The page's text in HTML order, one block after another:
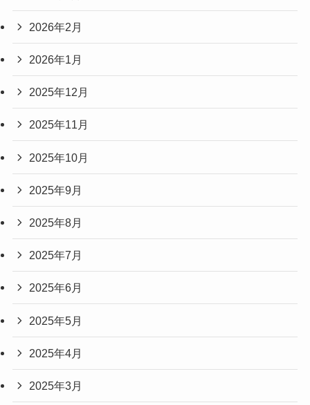
2026年2月
2026年1月
2025年12月
2025年11月
2025年10月
2025年9月
2025年8月
2025年7月
2025年6月
2025年5月
2025年4月
2025年3月